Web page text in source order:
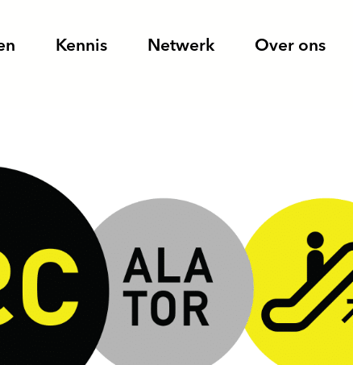
Kennis Netwerk Over ons